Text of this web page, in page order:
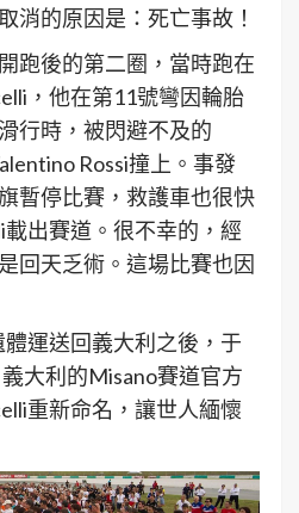
消的原因是：死亡事故！
跑後的第二圈，當時跑在
，他在第11號彎因輪胎
行時，被閃避不及的
Rossi撞上。事發
暫停比賽，救護車也很快
出賽道。很不幸的，經
回天乏術。這場比賽也因
體運送回義大利之後，于
大利的Misano賽道官方
重新命名，讓世人緬懷